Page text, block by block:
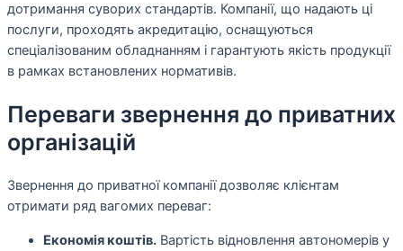
дотримання суворих стандартів. Компанії, що надають ці
послуги, проходять акредитацію, оснащуються
спеціалізованим обладнанням і гарантують якість продукції
в рамках встановлених нормативів.
Переваги звернення до приватних
організацій
Звернення до приватної компанії дозволяє клієнтам
отримати ряд вагомих переваг:
Економія коштів. Вартість відновлення автономерів у